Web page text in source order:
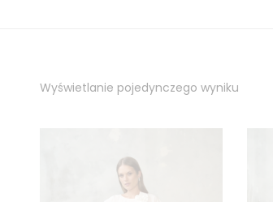
Wyświetlanie pojedynczego wyniku